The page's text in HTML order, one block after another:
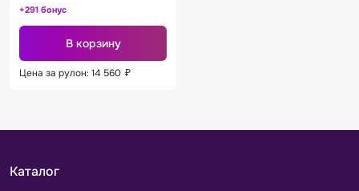
+291 бонус
В корзину
Цена за рулон: 14 560 ₽
Каталог